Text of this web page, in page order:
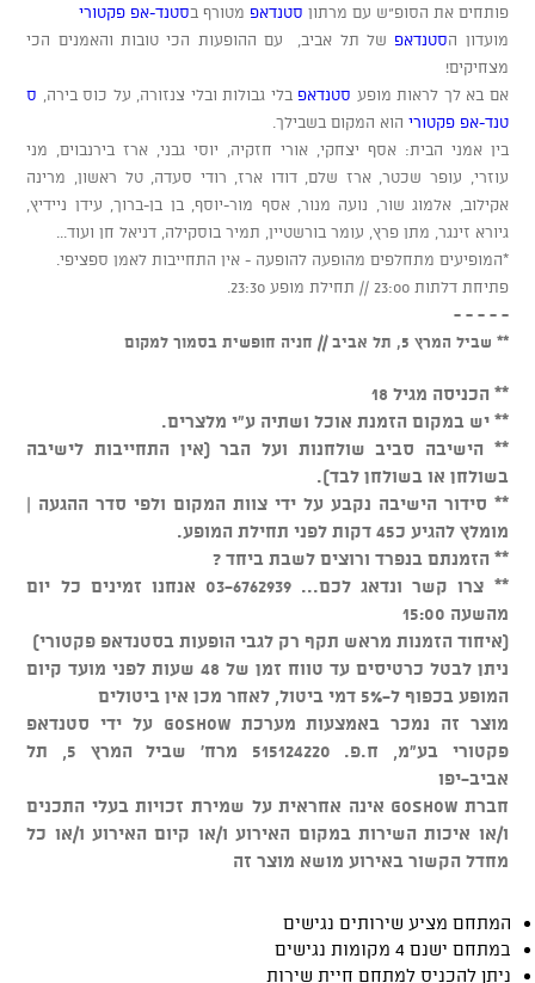
פותחים את הסופ"ש עם מרתון סטנדאפ מטורף בסטנד-אפ פקטורי
מועדון הסטנדאפ של תל אביב, עם ההופעות הכי טובות והאמנים הכי
מצחיקים!
אם בא לך לראות מופע סטנדאפ בלי גבולות ובלי צנזורה, על כוס בירה, ס
טנד-אפ פקטורי הוא המקום בשבילך.
בין אמני הבית: אסף יצחקי, אורי חזקיה, יוסי גבני, ארז בירנבוים, מני
עוזרי, עופר שכטר, ארז שלם, דודו ארז, רודי סעדה, טל ראשון, מרינה
אקילוב, אלמוג שור, נועה מנור, אסף מור-יוסף, בן בן-ברוך, עידן ניידיץ,
גיורא זינגר, מתן פרץ, עומר בורשטיין, תמיר בוסקילה, דניאל חן ועוד...
*המופיעים מתחלפים מהופעה להופעה - אין התחייבות לאמן ספציפי.
פתיחת דלתות 23:00 // תחילת מופע 23:30.
- - - - -
** שביל המרץ 5, תל אביב // חניה חופשית בסמוך למקום
** הכניסה מגיל 18
** יש במקום הזמנת אוכל ושתיה ע"י מלצרים.
** הישיבה סביב שולחנות ועל הבר (אין התחייבות לישיבה
בשולחן או בשולחן לבד).
** סידור הישיבה נקבע על ידי צוות המקום ולפי סדר ההגעה |
מומלץ להגיע כ45 דקות לפני תחילת המופע.
** הזמנתם בנפרד ורוצים לשבת ביחד ?
** צרו קשר ונדאג לכם... 03-6762939 אנחנו זמינים כל יום
מהשעה 15:00
(איחוד הזמנות מראש תקף רק לגבי הופעות בסטנדאפ פקטורי)
ניתן לבטל כרטיסים עד טווח זמן של 48 שעות לפני מועד קיום
המופע בכפוף ל-5% דמי ביטול, לאחר מכן אין ביטולים
מוצר זה נמכר באמצעות מערכת GOSHOW על ידי סטנדאפ
פקטורי בע"מ, ח.פ. 515124220 מרח' שביל המרץ 5, תל
אביב-יפו
חברת GOSHOW אינה אחראית על שמירת זכויות בעלי התכנים
ו/או איכות השירות במקום האירוע ו/או קיום האירוע ו/או כל
מחדל הקשור באירוע מושא מוצר זה
המתחם מציע שירותים נגישים
במתחם ישנם 4 מקומות נגישים
ניתן להכניס למתחם חיית שירות